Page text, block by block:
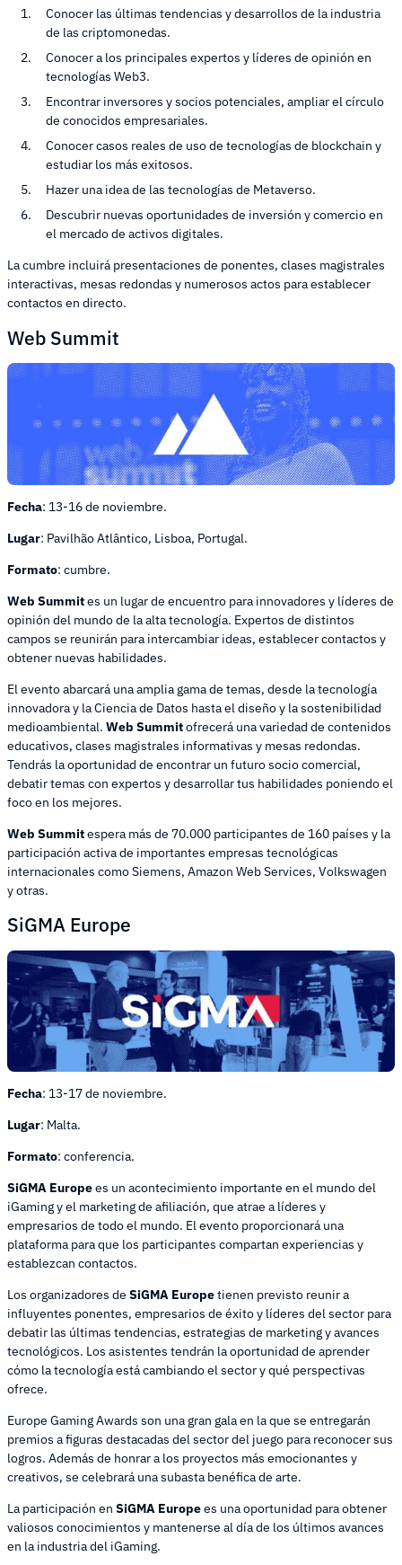
Conocer las últimas tendencias y desarrollos de la industria
de las criptomonedas.
Conocer a los principales expertos y líderes de opinión en
tecnologías Web3.
Encontrar inversores y socios potenciales, ampliar el círculo
de conocidos empresariales.
Conocer casos reales de uso de tecnologías de blockchain y
estudiar los más exitosos.
Hazer una idea de las tecnologías de Metaverso.
Descubrir nuevas oportunidades de inversión y comercio en
el mercado de activos digitales.
La cumbre incluirá presentaciones de ponentes, clases magistrales
interactivas, mesas redondas y numerosos actos para establecer
contactos en directo.
Web Summit
Fecha: 13-16 de noviembre.
Lugar: Pavilhão Atlântico, Lisboa, Portugal.
Formato: cumbre.
Web Summites un lugar de encuentro para innovadores y líderes de
opinión del mundo de la alta tecnología. Expertos de distintos
campos se reunirán para intercambiar ideas, establecer contactos y
obtener nuevas habilidades.
El evento abarcará una amplia gama de temas, desde la tecnología
innovadora y la Ciencia de Datos hasta el diseño y la sostenibilidad
medioambiental. Web Summitofrecerá una variedad de contenidos
educativos, clases magistrales informativas y mesas redondas.
Tendrás la oportunidad de encontrar un futuro socio comercial,
debatir temas con expertos y desarrollar tus habilidades poniendo el
foco en los mejores.
Web Summitespera más de 70.000 participantes de 160 países y la
participación activa de importantes empresas tecnológicas
internacionales como Siemens, Amazon Web Services, Volkswagen
y otras.
SiGMA Europe
Fecha: 13-17 de noviembre.
Lugar: Malta.
Formato: conferencia.
SiGMA Europees un acontecimiento importante en el mundo del
iGaming y el marketing de afiliación, que atrae a líderes y
empresarios de todo el mundo. El evento proporcionará una
plataforma para que los participantes compartan experiencias y
establezcan contactos.
Los organizadores de SiGMA Europetienen previsto reunir a
influyentes ponentes, empresarios de éxito y líderes del sector para
debatir las últimas tendencias, estrategias de marketing y avances
tecnológicos. Los asistentes tendrán la oportunidad de aprender
cómo la tecnología está cambiando el sector y qué perspectivas
ofrece.
Europe Gaming Awards son una gran gala en la que se entregarán
premios a figuras destacadas del sector del juego para reconocer sus
logros. Además de honrar a los proyectos más emocionantes y
creativos, se celebrará una subasta benéfica de arte.
La participación en SiGMA Europees una oportunidad para obtener
valiosos conocimientos y mantenerse al día de los últimos avances
en la industria del iGaming.